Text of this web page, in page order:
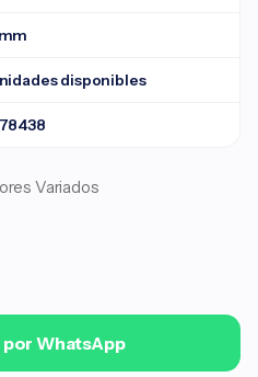
disponibles
Variados
WhatsApp